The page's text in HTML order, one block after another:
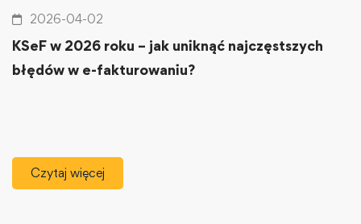
2026-04-02
KSeF w 2026 roku – jak uniknąć najczęstszych
błędów w e-fakturowaniu?
Czytaj więcej